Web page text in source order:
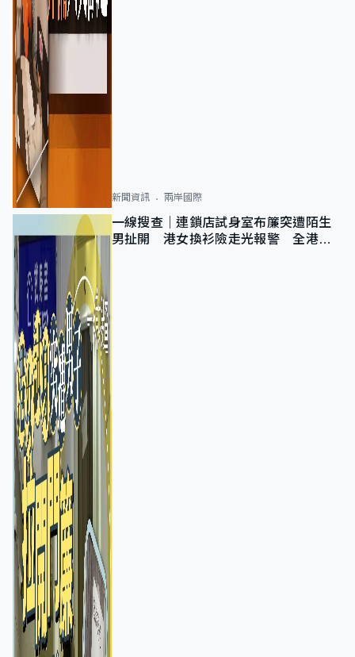
新聞資訊 兩岸國際
一線搜查｜連鎖店試身室布簾突遭陌生
男扯開 港女換衫險走光報警 全港分